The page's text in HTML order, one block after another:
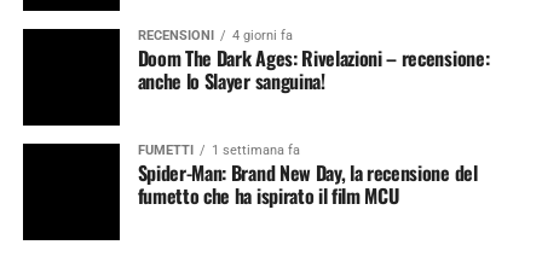
RECENSIONI 4 giorni fa
Doom The Dark Ages: Rivelazioni – recensione:
anche lo Slayer sanguina!
FUMETTI 1 settimana fa
Spider-Man: Brand New Day, la recensione del
fumetto che ha ispirato il film MCU